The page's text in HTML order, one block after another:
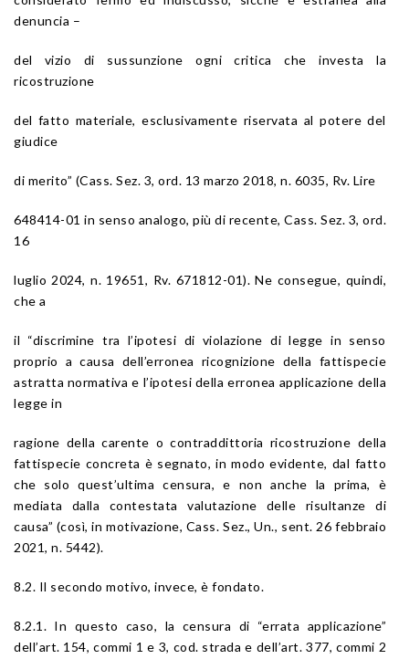
denuncia –
del vizio di sussunzione ogni critica che investa la
ricostruzione
del fatto materiale, esclusivamente riservata al potere del
giudice
di merito” (Cass. Sez. 3, ord. 13 marzo 2018, n. 6035, Rv. Lire
648414-01 in senso analogo, più di recente, Cass. Sez. 3, ord.
16
luglio 2024, n. 19651 , Rv. 671812-01). Ne consegue, quindi,
che a
il “discrimine tra l’ipotesi di violazione di legge in senso
proprio a causa dell’erronea ricognizione della fattispecie
astratta normativa e l’ipotesi della erronea applicazione della
legge in
ragione della carente o contraddittoria ricostruzione della
fattispecie concreta è segnato, in modo evidente, dal fatto
che solo quest’ultima censura, e non anche la prima, è
mediata dalla contestata valutazione delle risultanze di
causa” (così, in motivazione, Cass. Sez., Un., sent. 26 febbraio
2021, n. 5442).
8.2. Il secondo motivo, invece, è fondato.
8.2.1. In questo caso, la censura di “errata applicazione”
dell’art. 154, commi 1 e 3, cod. strada e dell’art. 377, commi 2